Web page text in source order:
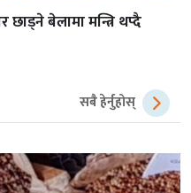
छाड्ने बेलामा मन्त्रि थप्दै
सबै हेर्नुहोस्